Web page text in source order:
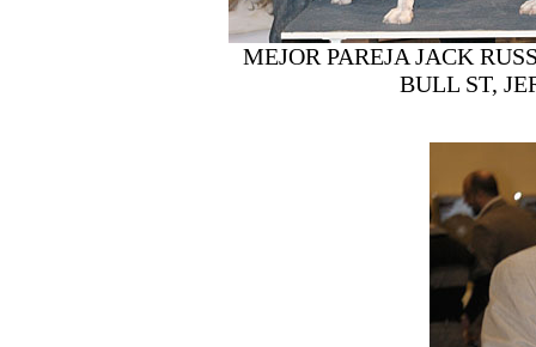
MEJOR PAREJA JACK
BULL ST,